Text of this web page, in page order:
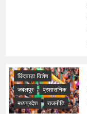
छिंदवाड़ा विशेष
जबलपुर
प्रशासनिक
मध्यप्रदेश
राजनीति